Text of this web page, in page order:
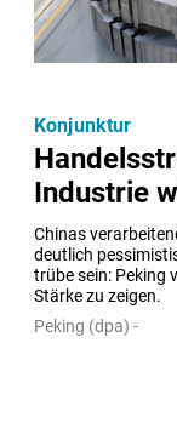
Industrie
Chinas
deutlich
trübe sein: Peking
Stärke zu zeigen.
Konjunktur
Peking (dpa) -